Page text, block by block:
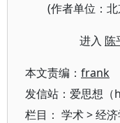
(作者单位：
进入陈
本文责编： frank
发信站：爱思想
栏目： 学术>经